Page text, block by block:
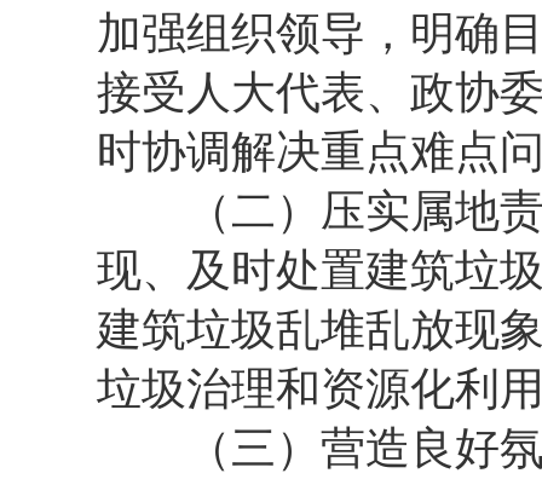
加强组织领导，明确
接受人大代表、政协
时协调解决重点难点
（二）压实属地责
现、及时处置建筑垃
建筑垃圾乱堆乱放现
垃圾治理和资源化利
（三）营造良好氛